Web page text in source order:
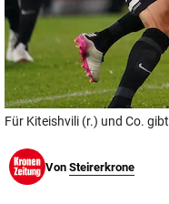
Für Kiteishvili (r.) und Co.
Von Steirerkrone